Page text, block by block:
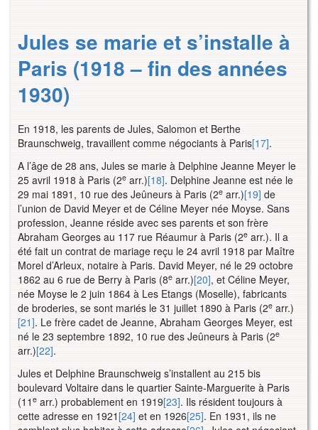
Jules se marie et s’installe à
Paris (1918 – fin des années
1930)
En 1918, les parents de Jules, Salomon et Berthe
Braunschweig, travaillent comme négociants à Paris[17].
A l’âge de 28 ans, Jules se marie à Delphine Jeanne Meyer le
25 avril 1918 à Paris (2e arr.)[18]. Delphine Jeanne est née le
29 mai 1891, 10 rue des Jeûneurs à Paris (2e arr.)[19] de
l’union de David Meyer et de Céline Meyer née Moyse. Sans
profession, Jeanne réside avec ses parents et son frère
Abraham Georges au 117 rue Réaumur à Paris (2e arr.). Il a
été fait un contrat de mariage reçu le 24 avril 1918 par Maître
Morel d’Arleux, notaire à Paris. David Meyer, né le 29 octobre
1862 au 6 rue de Berry à Paris (8e arr.)[20], et Céline Meyer,
née Moyse le 2 juin 1864 à Les Etangs (Moselle), fabricants
de broderies, se sont mariés le 31 juillet 1890 à Paris (2e arr.)
[21]. Le frère cadet de Jeanne, Abraham Georges Meyer, est
né le 23 septembre 1892, 10 rue des Jeûneurs à Paris (2e
arr.)[22].
Jules et Delphine Braunschweig s’installent au 215 bis
boulevard Voltaire dans le quartier Sainte-Marguerite à Paris
(11 e arr.) probablement en 1919[23]. Ils résident toujours à
cette adresse en 1921[24] et en 1926[25]. En 1931, ils ne